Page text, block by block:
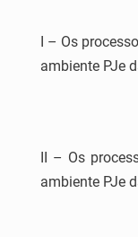
I – Os
ambiente PJe
II – Os
ambiente PJe